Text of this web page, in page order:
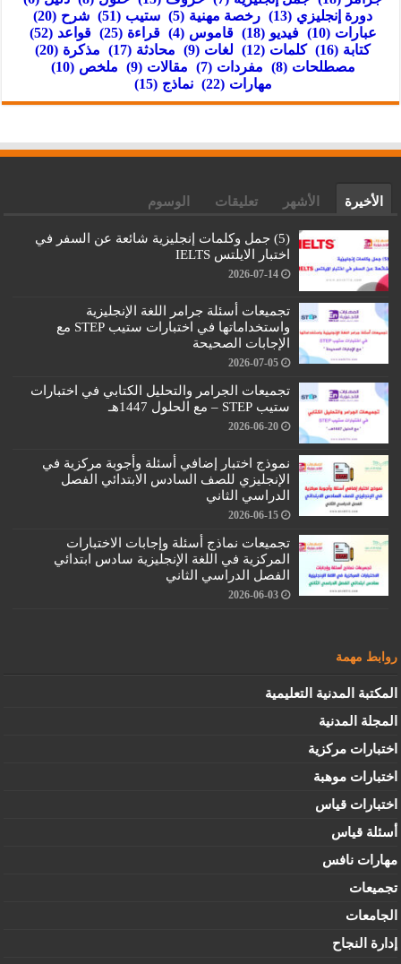
دورة إنجليزي (13) رخصة مهنية (5) ستيب (51) شرح (20)
عبارات (10) فيديو (18) قاموس (4) قراءة (25) قواعد (52)
كتابة (16) كلمات (12) لغات (9) محادثة (17) مذكرة (20)
مصطلحات (8) مفردات (7) مقالات (9) ملخص (10)
مهارات (22) نماذج (15)
الأخيرة الأشهر تعليقات الوسوم
(5) جمل وكلمات إنجليزية شائعة عن السفر في
اختبار الايلتس IELTS
2026-07-14
تجميعات أسئلة جرامر اللغة الإنجليزية
واستخداماتها في اختبارات ستيب STEP مع
الإجابات الصحيحة
2026-07-05
تجميعات الجرامر والتحليل الكتابي في اختبارات
ستيب STEP – مع الحلول 1447هـ
2026-06-20
نموذج اختبار إضافي أسئلة وأجوبة مركزية في
الإنجليزي للصف السادس الابتدائي الفصل
الدراسي الثاني
2026-06-15
تجميعات نماذج أسئلة وإجابات الاختبارات
المركزية في اللغة الإنجليزية سادس ابتدائي
الفصل الدراسي الثاني
2026-06-03
روابط مهمة
المكتبة المدنية التعليمية
المجلة المدنية
اختبارات مركزية
اختبارات موهبة
اختبارات قياس
أسئلة قياس
مهارات نافس
تجميعات
الجامعات
إدارة النجاح